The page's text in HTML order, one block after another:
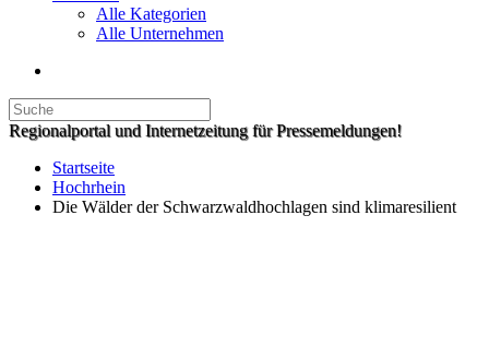
Alle Kategorien
Alle Unternehmen
Regionalportal und Internetzeitung für Pressemeldungen!
Startseite
Hochrhein
Die Wälder der Schwarzwaldhochlagen sind klimaresilient